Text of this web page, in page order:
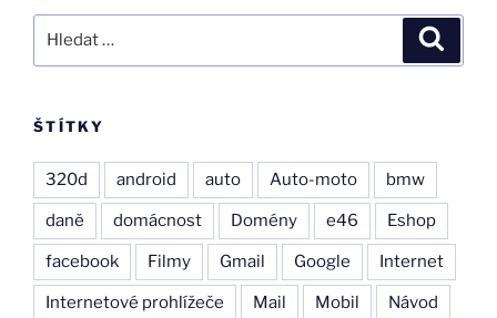
ŠTÍTKY
320d android auto Auto-moto bmw
daně domácnost Domény e46 Eshop
facebook Filmy Gmail Google Internet
Internetové prohlížeče Mail Mobil Návod